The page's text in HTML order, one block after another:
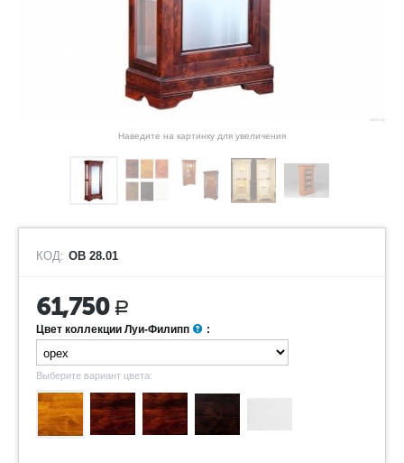
Наведите на картинку для увеличения
КОД: ОВ 28.01
61,750 Р
Цвет коллекции Луи-Филипп :
Выберите вариант цвета: